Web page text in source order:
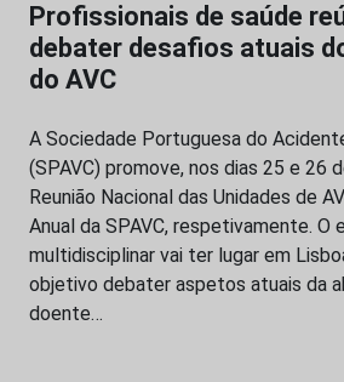
Profissionais de saúde
debater desafios atuais
do AVC
A Sociedade Portuguesa do
(SPAVC) promove, nos dias 25 e 26
Reunião Nacional das Unidades de
Anual da SPAVC, respetivamente. O
multidisciplinar vai ter lugar em
objetivo debater aspetos atuais da
doente…